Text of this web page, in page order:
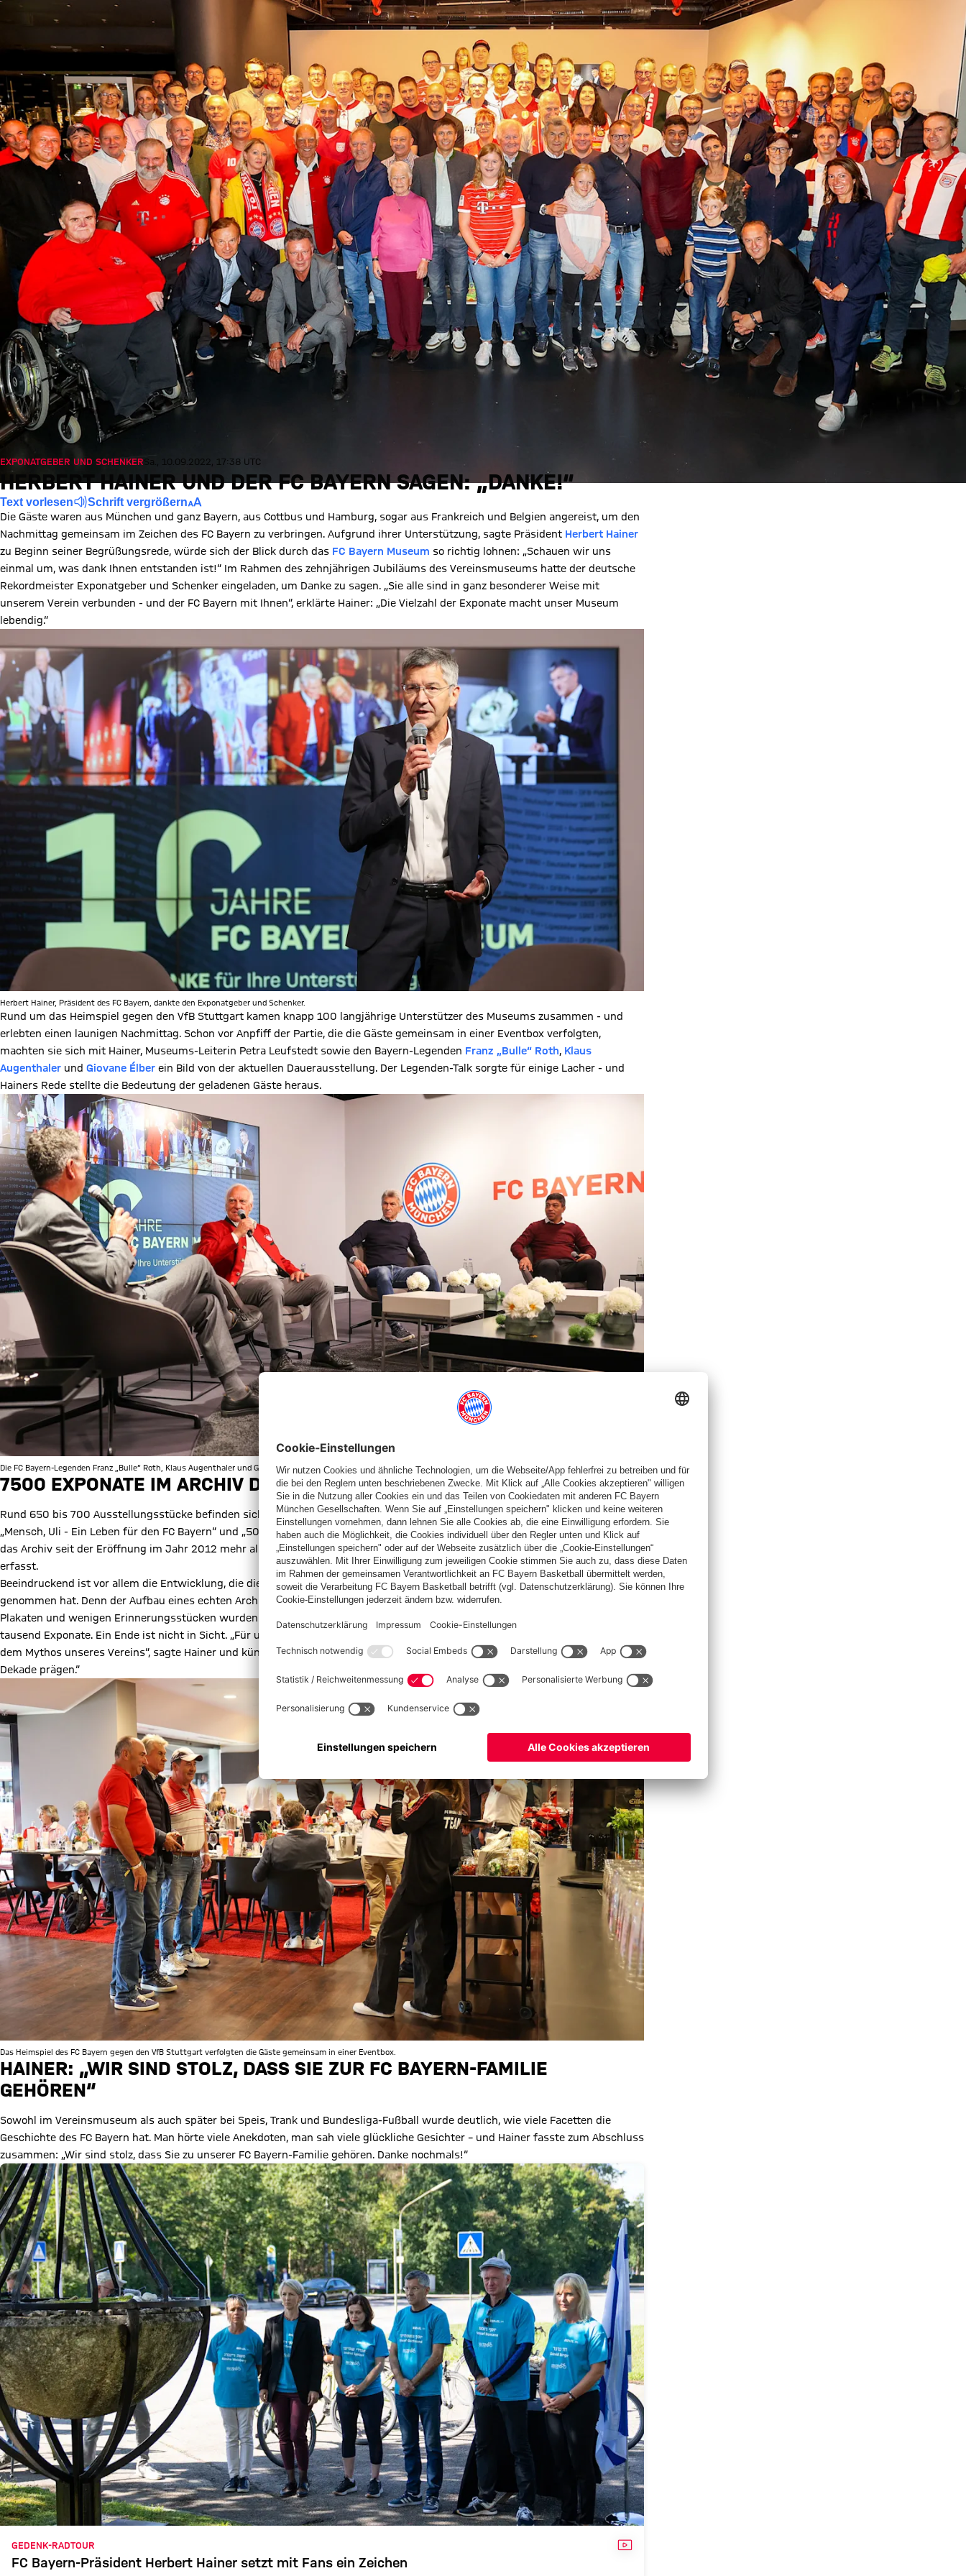
EXPONATGEBER UND SCHENKER Sa., 10.09.2022, 17:38 UTC
HERBERT HAINER UND DER FC BAYERN SAGEN: „DANKE!“
Text vorlesen Schrift vergrößern
Die Gäste waren aus München und ganz Bayern, aus Cottbus und Hamburg, sogar aus Frankreich und Belgien angereist, um den
Nachmittag gemeinsam im Zeichen des FC Bayern zu verbringen. Aufgrund ihrer Unterstützung, sagte Präsident Herbert Hainer
zu Beginn seiner Begrüßungsrede, würde sich der Blick durch das FC Bayern Museum so richtig lohnen: „Schauen wir uns
einmal um, was dank Ihnen entstanden ist!“ Im Rahmen des zehnjährigen Jubiläums des Vereinsmuseums hatte der deutsche
Rekordmeister Exponatgeber und Schenker eingeladen, um Danke zu sagen. „Sie alle sind in ganz besonderer Weise mit
unserem Verein verbunden - und der FC Bayern mit Ihnen“, erklärte Hainer: „Die Vielzahl der Exponate macht unser Museum
lebendig.“
Herbert Hainer, Präsident des FC Bayern, dankte den Exponatgeber und Schenker.
Rund um das Heimspiel gegen den VfB Stuttgart kamen knapp 100 langjährige Unterstützer des Museums zusammen - und
erlebten einen launigen Nachmittag. Schon vor Anpfiff der Partie, die die Gäste gemeinsam in einer Eventbox verfolgten,
machten sie sich mit Hainer, Museums-Leiterin Petra Leufstedt sowie den Bayern-Legenden Franz „Bulle“ Roth, Klaus
Augenthaler und Giovane Élber ein Bild von der aktuellen Dauerausstellung. Der Legenden-Talk sorgte für einige Lacher - und
Hainers Rede stellte die Bedeutung der geladenen Gäste heraus.
Die FC Bayern-Legenden Franz „Bulle“ Roth, Klaus Augenthaler und Giovane Élber.
7500 EXPONATE IM ARCHIV DES FC BAYERN MUSEUMS ERFASST
Rund 650 bis 700 Ausstellungsstücke befinden sich aktuell in der Dauerausstellung sowie in den beiden Sonderausstellungen
„Mensch, Uli - Ein Leben für den FC Bayern“ und „50 Jahre Olympiastadion - Der FC Bayern unter dem Zeltdach“. Zudem hat sich
das Archiv seit der Eröffnung im Jahr 2012 mehr als verdoppelt. Damals waren es 3000, inzwischen sind rund 7500 Exponate
erfasst.
Beeindruckend ist vor allem die Entwicklung, die die Dokumentation der Vereinsgeschichte im vergangenen Jahrzehnt
genommen hat. Denn der Aufbau eines echten Archivs startete erst mit der Planung des Vereinsmuseums. Aus ein paar
Plakaten und wenigen Erinnerungsstücken wurden nach den Aufrufen über das damalige „Bayern-Magazin“ schnell mehrere
tausend Exponate. Ein Ende ist nicht in Sicht. „Für uns ist jedes einzelne Exponat wichtig, ein Puzzlestück eines großen Mythos -
dem Mythos unseres Vereins“, sagte Hainer und kündigte an: „Wir entwickeln uns stetig weiter und wollen auch die nächste
Dekade prägen.“
Das Heimspiel des FC Bayern gegen den VfB Stuttgart verfolgten die Gäste gemeinsam in einer Eventbox.
HAINER: „WIR SIND STOLZ, DASS SIE ZUR FC BAYERN-FAMILIE
GEHÖREN“
Sowohl im Vereinsmuseum als auch später bei Speis, Trank und Bundesliga-Fußball wurde deutlich, wie viele Facetten die
Geschichte des FC Bayern hat. Man hörte viele Anekdoten, man sah viele glückliche Gesichter – und Hainer fasste zum Abschluss
zusammen: „Wir sind stolz, dass Sie zu unserer FC Bayern-Familie gehören. Danke nochmals!“
GEDENK-RADTOUR VIDEO
FC Bayern-Präsident Herbert Hainer setzt mit Fans ein Zeichen